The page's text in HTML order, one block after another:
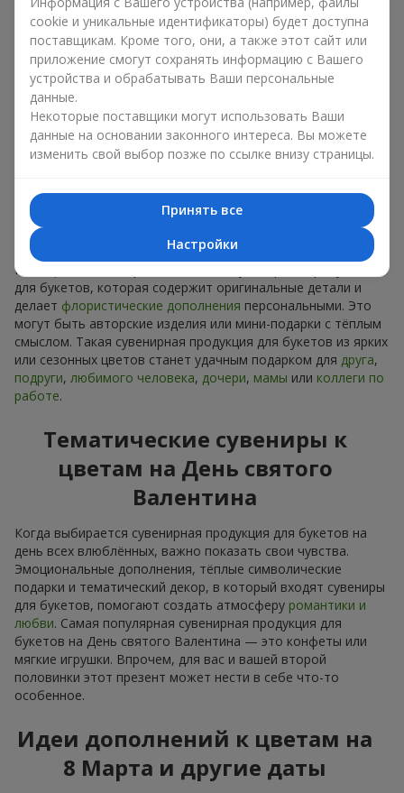
Сувениры к букетам на разные
праздники
Праздник задаёт настроение, а сувенирная продукция для
букетов его подчёркивает. Именно поэтому сувениры к
цветам часто выбирают с учётом даты и события. В нашем
ассортименте найдётся сувенирная продукция для букетов,
которая подойдёт к любому празднику и может быть
рассчитана на любой бюджет.
Сувенирная продукция к
букетам на День рождения
К
для букетов, которая содержит оригинальные детали и
делает флористические дополнения персональными. Это
могут быть авторские изделия или мини-подарки с тёплым
смыслом. Такая сувенирная продукция для букетов из ярких
или сезонных цветов станет удачным подарком для друга,
подруги, любимого человека, дочери, мамы или коллеги по
работе.
Тематические сувениры к
цветам на День святого
Валентина
Когда выбирается сувенирная продукция для букетов на
день всех влюблённых, важно показать свои чувства.
Эмоциональные дополнения, тёплые символические
подарки и тематический декор, в который входят сувениры
для букетов, помогают создать атмосферу романтики и
любви. Самая популярная сувенирная продукция для
букетов на День святого Валентина — это конфеты или
мягкие игрушки. Впрочем, для вас и вашей второй
половинки этот презент может нести в себе что-то
особенное.
Идеи дополнений к цветам на
8 Марта и другие даты
cookie и уникальные идентификаторы) будет доступна
поставщикам. Кроме того, они, а также этот сайт или
приложение смогут сохранять информацию с Вашего
устройства и обрабатывать Ваши персональные
данные.
Некоторые поставщики могут использовать Ваши
данные на основании законного интереса. Вы можете
изменить свой выбор позже по ссылке внизу страницы.
Принять все
Настройки